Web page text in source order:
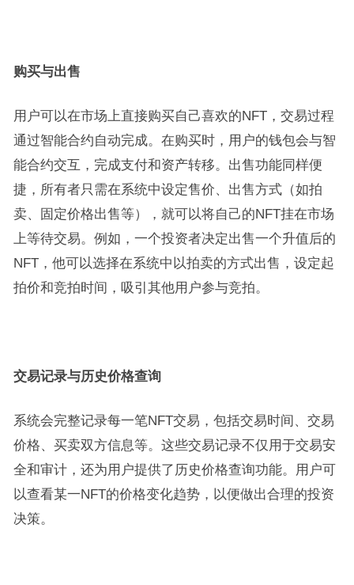
购买与出售
用户可以在市场上直接购买自己喜欢的NFT，交易过程
通过智能合约自动完成。在购买时，用户的钱包会与智
能合约交互，完成支付和资产转移。出售功能同样便
捷，所有者只需在系统中设定售价、出售方式（如拍
卖、固定价格出售等），就可以将自己的NFT挂在市场
上等待交易。例如，一个投资者决定出售一个升值后的
NFT，他可以选择在系统中以拍卖的方式出售，设定起
拍价和竞拍时间，吸引其他用户参与竞拍。
交易记录与历史价格查询
系统会完整记录每一笔NFT交易，包括交易时间、交易
价格、买卖双方信息等。这些交易记录不仅用于交易安
全和审计，还为用户提供了历史价格查询功能。用户可
以查看某一NFT的价格变化趋势，以便做出合理的投资
决策。